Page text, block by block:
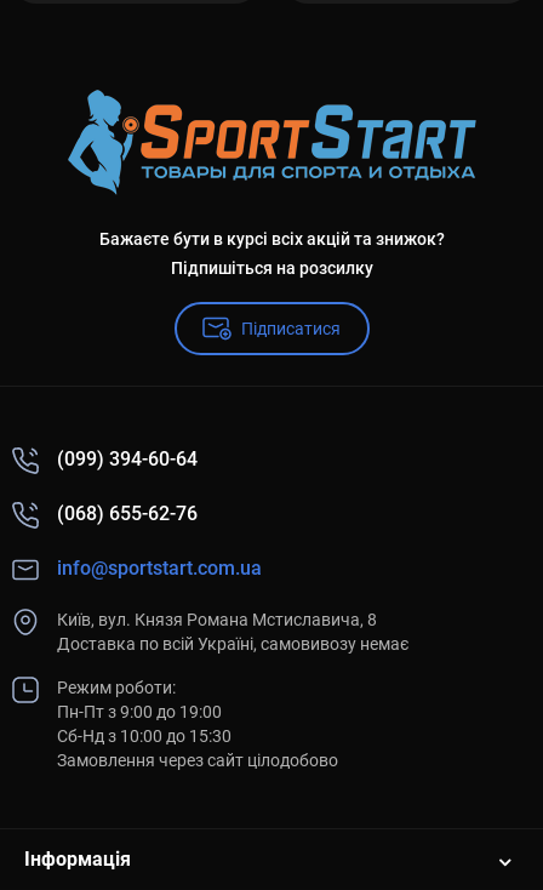
Бажаєте бути в курсі всіх акцій та знижок?
Підпишіться на розсилку
Підписатися
(099) 394-60-64
(068) 655-62-76
info@sportstart.com.ua
Київ, вул. Князя Романа Мстиславича, 8
Доставка по всій Україні, самовивозу немає
Режим роботи:
Пн-Пт з 9:00 до 19:00
Сб-Нд з 10:00 до 15:30
Замовлення через сайт цілодобово
Інформація